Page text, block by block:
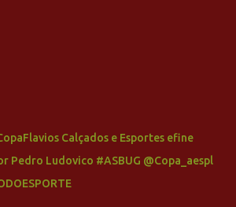
Calçados e Esportes efine
Pedro Ludovico #ASBUG @Copa_aespl